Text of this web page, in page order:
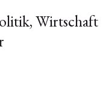
Wirtschaft